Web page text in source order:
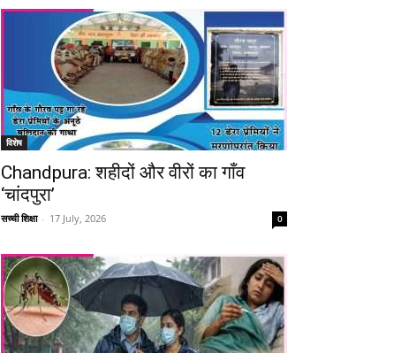
विशेष
Chandpura: शहीदों और वीरों का गाँव
‘चांदपुरा’
सच्ची शिक्षा - 17 July, 2026 0